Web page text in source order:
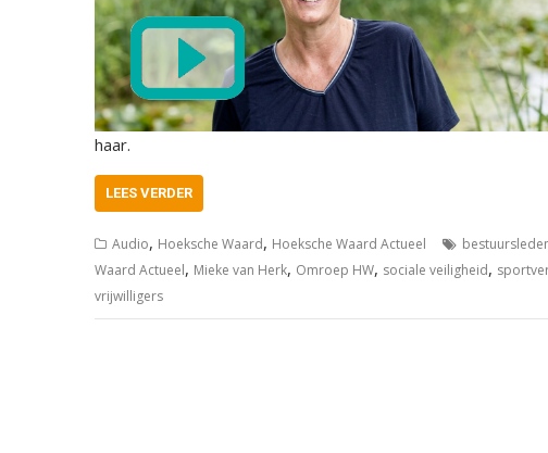
haar.
LEES VERDER
Audio, Hoeksche Waard, Hoeksche Waard Actueel
Waard Actueel, Mieke van Herk, Omroep HW, sociale veiligheid,
vrijwilligers